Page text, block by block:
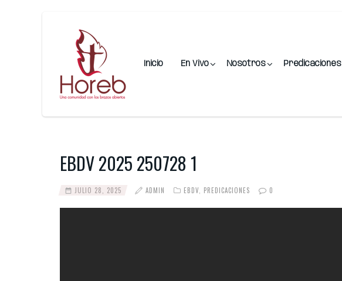
Inicio En Vivo Nosotros Predicaciones
EBDV 2025 250728 1
JULIO 28, 2025 ADMIN EBDV PREDICACIONES 0